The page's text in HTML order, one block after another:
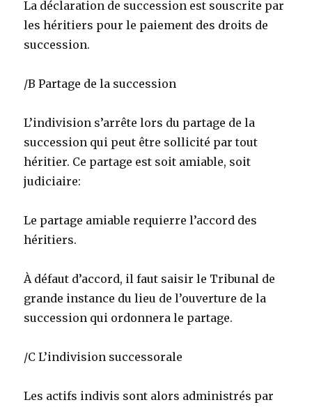
La déclaration de succession est souscrite par
les héritiers pour le paiement des droits de
succession.
/B Partage de la succession
L’indivision s’arrête lors du partage de la
succession qui peut être sollicité par tout
héritier. Ce partage est soit amiable, soit
judiciaire:
Le partage amiable requierre l’accord des
héritiers.
À défaut d’accord, il faut saisir le Tribunal de
grande instance du lieu de l’ouverture de la
succession qui ordonnera le partage.
/C L’indivision successorale
Les actifs indivis sont alors administrés par